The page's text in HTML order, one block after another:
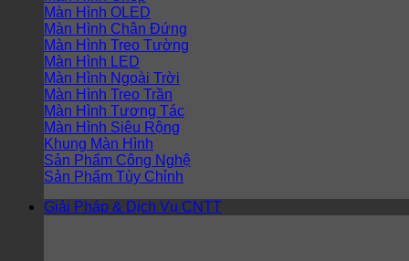
Màn Hình OLED
Màn Hình Chân Đứng
Màn Hình Treo Tường
Màn Hình LED
Màn Hình Ngoài Trời
Màn Hình Treo Trần
Màn Hình Tương Tác
Màn Hình Siêu Rộng
Khung Màn Hình
Sản Phẩm Công Nghệ
Sản Phẩm Tùy Chỉnh
Giải Pháp & Dịch Vụ CNTT